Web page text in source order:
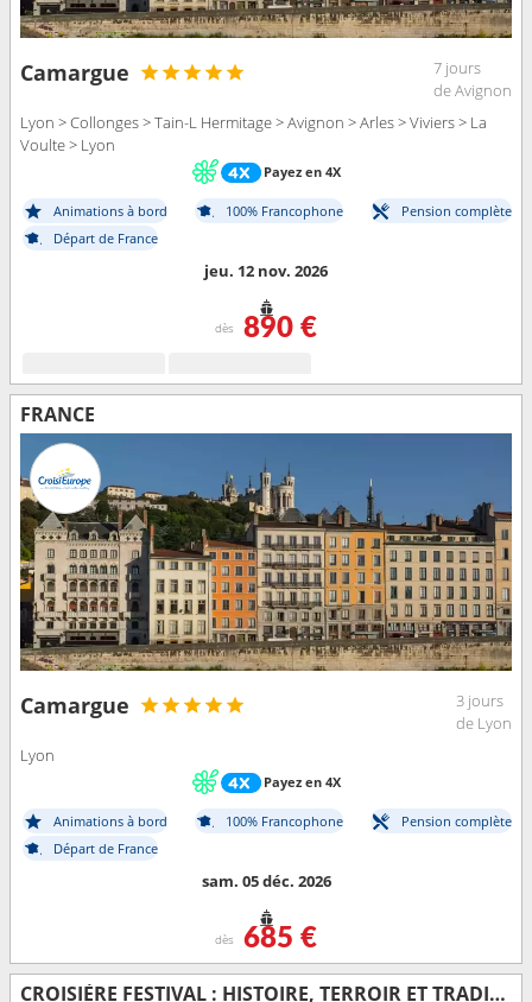
Camargue
7 jours
de Avignon
Lyon > Collonges > Tain-L Hermitage > Avignon > Arles > Viviers > La
Voulte > Lyon
Payez en 4X
Animations à bord 100% Francophone
Pension complète
Départ de France
jeu. 12 nov. 2026
dès 890 €
FRANCE
Camargue
3 jours
de Lyon
Lyon
Payez en 4X
Animations à bord 100% Francophone
Pension complète
Départ de France
sam. 05 déc. 2026
dès 685 €
CROISIÈRE FESTIVAL : HISTOIRE, TERROIR ET TRADITIONS SUR LE RHÔNE